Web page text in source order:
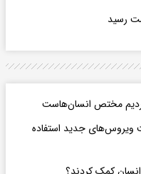
رسید
مختص انسان‌هاست
جدید استفاده